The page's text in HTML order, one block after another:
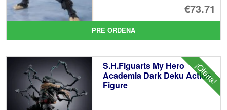
€73.71
El
PRE ORDENA
¡Oferta!
S.H.Figuarts My Hero
Academia Dark Deku Action
Figure